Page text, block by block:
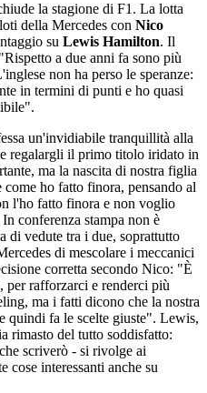
la stagione di F1. La lotta
della Mercedes con Nico
su Lewis Hamilton. Il
a due anni fa sono più
non ha perso le speranze:
in termini di punti e ho quasi
un'invidiabile tranquillità alla
regalargli il primo titolo iridato in
ma la nascita di nostra figlia
ho fatto finora, pensando al
l'ho fatto finora e non voglio
conferenza stampa non è
di vedute tra i due, soprattutto
di mescolare i meccanici
corretta secondo Nico: "È
per rafforzarci e renderci più
ma i fatti dicono che la nostra
quindi fa le scelte giuste". Lewis,
rimasto del tutto soddisfatto:
scriverò - si rivolge ai
cose interessanti anche su